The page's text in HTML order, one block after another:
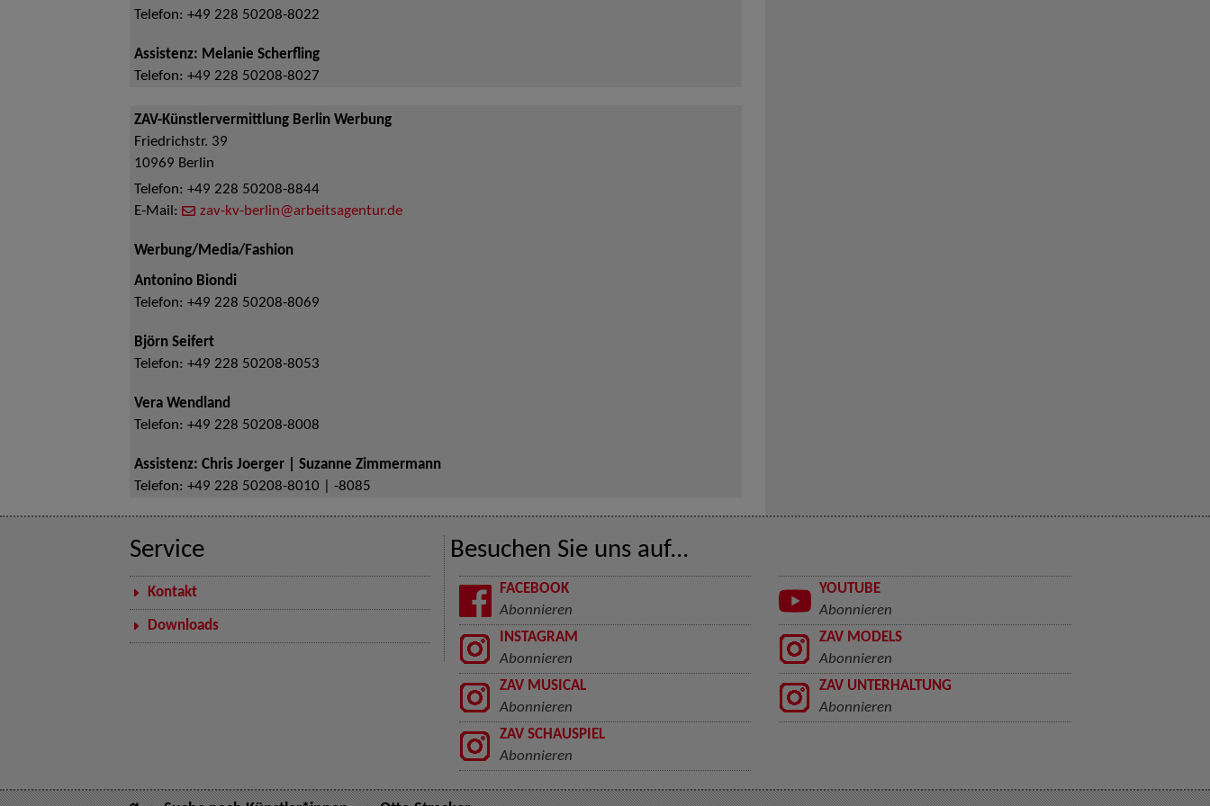
Telefon: +49 228 50208-8022
Assistenz: Melanie Scherfling
Telefon: +49 228 50208-8027
ZAV-Künstlervermittlung Berlin Werbung
Friedrichstr. 39
10969 Berlin
Telefon: +49 228 50208-8844
E-Mail:
zav-kv-berlin@arbeitsagentur.de
Werbung/Media/Fashion
Antonino Biondi
Telefon: +49 228 50208-8069
Björn Seifert
Telefon: +49 228 50208-8053
Vera Wendland
Telefon: +49 228 50208-8008
Assistenz: Chris Joerger | Suzanne Zimmermann
Telefon: +49 228 50208-8010 | -8085
Service
Kontakt
Downloads
Besuchen Sie uns auf...
FACEBOOK
Abonnieren
YOUTUBE
Abonnieren
INSTAGRAM
Abonnieren
ZAV MODELS
Abonnieren
ZAV MUSICAL
Abonnieren
ZAV UNTERHALTUNG
Abonnieren
ZAV SCHAUSPIEL
Abonnieren